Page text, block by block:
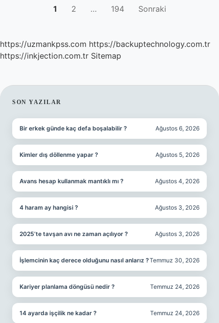
1 2 … 194 Sonraki
https://uzmankpss.com https://backuptechnology.com.tr
https://inkjection.com.tr Sitemap
SIDEBAR
SON YAZILAR
Bir erkek günde kaç defa boşalabilir ? Ağustos 6, 2026
Kimler dış döllenme yapar ? Ağustos 5, 2026
Avans hesap kullanmak mantıklı mı ? Ağustos 4, 2026
4 haram ay hangisi ? Ağustos 3, 2026
2025’te tavşan avı ne zaman açılıyor ? Ağustos 3, 2026
İşlemcinin kaç derece olduğunu nasıl anlarız ?Temmuz 30, 2026
Kariyer planlama döngüsü nedir ? Temmuz 24, 2026
14 ayarda işçilik ne kadar ? Temmuz 24, 2026